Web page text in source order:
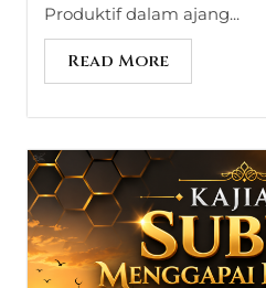
Produktif dalam ajang...
Read More